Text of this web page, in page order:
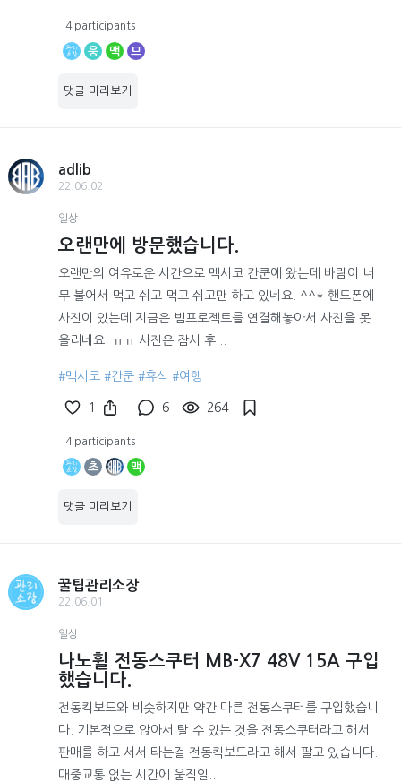
4 participants
웅 맥 므
댓글 미리보기
adlib
22.06.02
일상
오랜만에 방문했습니다.
오랜만의 여유로운 시간으로 멕시코 칸쿤에 왔는데 바람이 너
무 불어서 먹고 쉬고 먹고 쉬고만 하고 있네요. ^^* 핸드폰에
사진이 있는데 지금은 빔프로젝트를 연결해놓아서 사진을 못
올리네요. ㅠㅠ 사진은 잠시 후...
#멕시코 #칸쿤 #휴식 #여행
1 6 264
4 participants
초 맥
댓글 미리보기
꿀팁관리소장
22.06.01
일상
나노휠 전동스쿠터 MB-X7 48V 15A 구입
했습니다.
전동킥보드와 비슷하지만 약간 다른 전동스쿠터를 구입했습니
다. 기본적으로 앉아서 탈 수 있는 것을 전동스쿠터라고 해서
판매를 하고 서서 타는걸 전동킥보드라고 해서 팔고 있습니다.
대중교통 없는 시간에 움직일...